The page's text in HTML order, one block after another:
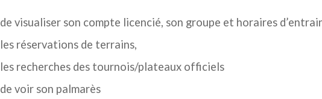
de visualiser son compte licencié, son groupe et horaires
les réservations de terrains,
les recherches des tournois/plateaux officiels
de voir son palmarès